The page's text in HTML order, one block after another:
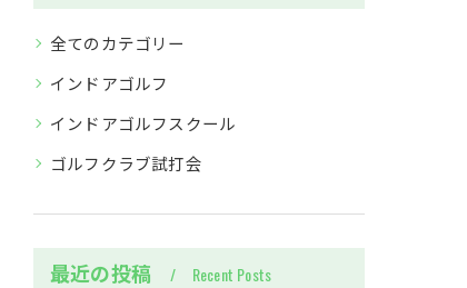
全てのカテゴリー
インドアゴルフ
インドアゴルフスクール
ゴルフクラブ試打会
最近の投稿 Recent Posts